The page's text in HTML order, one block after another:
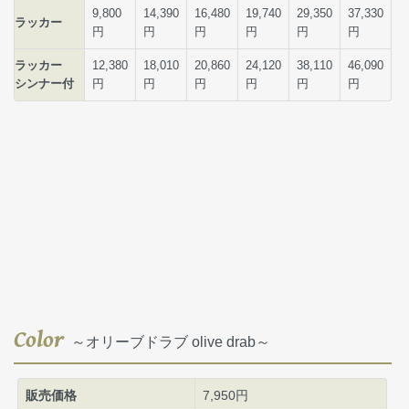
Color～オリーブドラブ olive drab～
販売価格 7,950円